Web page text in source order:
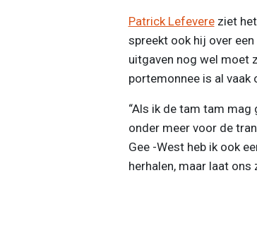
Patrick Lefevereziet het
spreekt ook hij over
uitgaven nog wel moet
portemonnee is al vaak
“Als ik de tam tam
onder meer voor de
Gee -West heb ik ook
herhalen, maar laat ons